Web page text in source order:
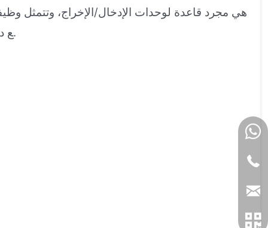
ع دمج ناقل اللوحة الخلفية وإمداد الطاقة والأرضي ودبابيس الإشارة لتسهيل نقل الإشارات بين الوحدات وناقل النظام.